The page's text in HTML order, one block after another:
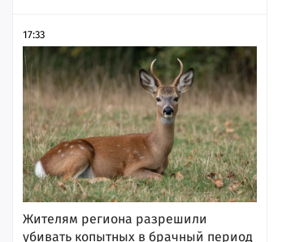
17:33
Жителям региона разрешили
убивать копытных в брачный период